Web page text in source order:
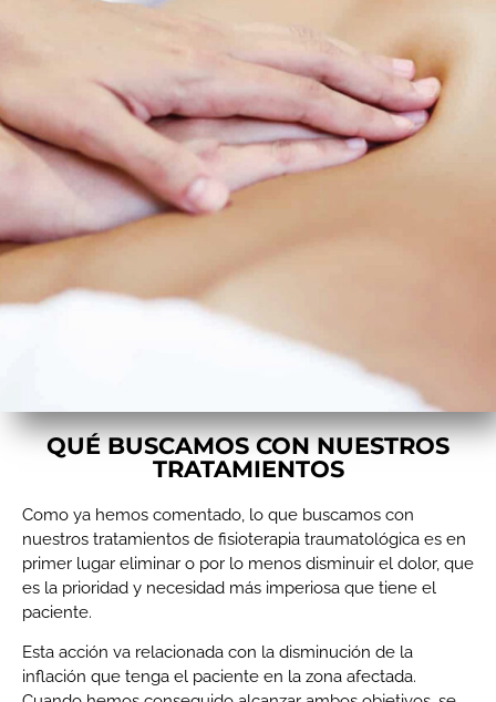
QUÉ BUSCAMOS CON NUESTROS
TRATAMIENTOS​
Como ya hemos comentado, lo que buscamos con
nuestros tratamientos de fisioterapia traumatológica es en
primer lugar eliminar o por lo menos disminuir el dolor, que
es la prioridad y necesidad más imperiosa que tiene el
paciente.
Esta acción va relacionada con la disminución de la
inflación que tenga el paciente en la zona afectada.